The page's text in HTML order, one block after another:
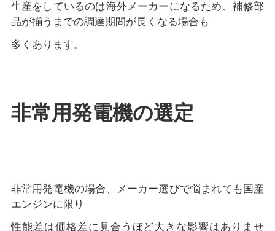
生産をしているのは海外メーカーになるため、補修部
品が揃うまでの調達期間が長くなる場合も
多くあります。
非常用発電機の選定
非常用発電機の場合、メーカー選びで悩まれても国産
エンジンに限り
性能差は価格差に見合うほど大きな影響はありませ